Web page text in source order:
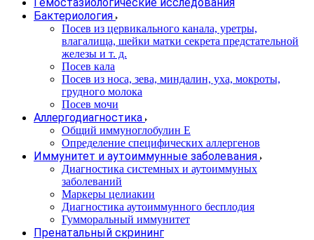
Бактериология
Посев из цервикального канала, уретры,
влагалища, шейки матки секрета предстательной
железы и т. д.
Посев кала
Посев из носа, зева, миндалин, уха, мокроты,
грудного молока
Посев мочи
Аллергодиагностика
Общий иммуноглобулин Е
Определение специфических аллергенов
Иммунитет и аутоиммунные заболевания
Диагностика системных и аутоиммуных
заболеваний
Маркеры целиакии
Диагностика аутоиммунного бесплодия
Гумморальный иммунитет
Пренатальный скрининг